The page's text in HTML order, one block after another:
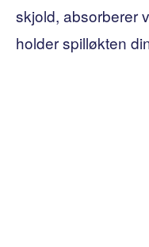
skjold, absorberer
holder spilløkten